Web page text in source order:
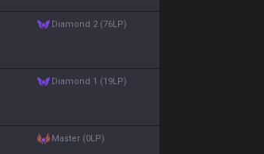
diamond 2 (76LP)
diamond 1 (19LP)
master (0LP)